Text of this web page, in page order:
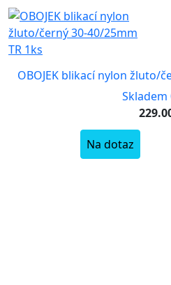
OBOJEK blikací nylon žluto/
Skladem
Na dotaz